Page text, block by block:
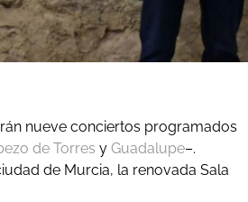
nueve conciertos programados
de Torres y Guadalupe–.
de Murcia, la renovada Sala